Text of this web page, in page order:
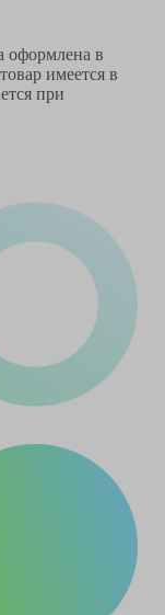
оформлена в
имеется в
при